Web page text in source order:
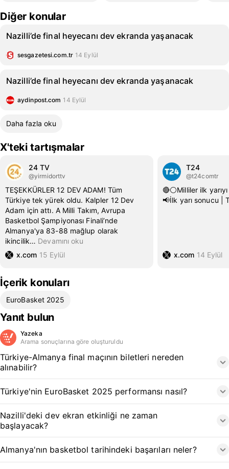
Diğer konular
Nazilli’de final heyecanı dev ekranda yaşanacak
sesgazetesi.com.tr 14 Eylül
Nazilli’de final heyecanı dev ekranda yaşanacak
aydinpost.com 14 Eylül
Daha fazla oku
X'teki tartışmalar
24 TV
@yirmidorttv
TEŞEKKÜRLER 12 DEV ADAM! Tüm
Türkiye tek yürek oldu. Kalpler 12 Dev
Adam için attı. A Milli Takım, Avrupa
Basketbol Şampiyonası Finali’nde
Almanya'ya 83-88 mağlup olarak
ikincilik… Devamını oku
x.com 15 Eylül
T24
@t24comtr
🔴⚪️Milliler ilk
📢İlk yarı sonucu |
x.com 14 Eylül
İçerik konuları
EuroBasket 2025
Yanıt bulun
Yazeka
Arama sonuçlarına göre oluşturuldu
Türkiye-Almanya final maçının biletleri nereden
alınabilir?
Türkiye'nin EuroBasket 2025 performansı nasıl?
Nazilli'deki dev ekran etkinliği ne zaman
başlayacak?
Almanya'nın basketbol tarihindeki başarıları neler?